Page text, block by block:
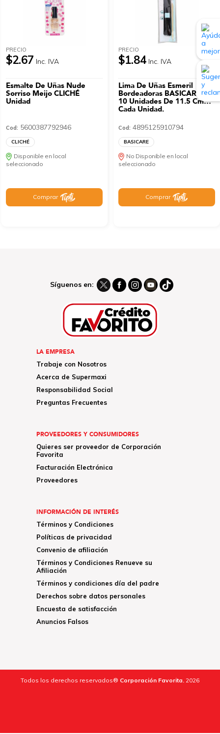
PRECIO
$2.67 Inc. IVA
Esmalte De Uñas Nude
Sorriso Meijo CLICHÉ
Unidad
Cod: 5600387792946
CLICHÉ
Disponible en local
seleccionado
Comprar
PRECIO
$1.84 Inc. IVA
Lima De Uñas Esmeril
Bordeadoras BASICARE X
10 Unidades De 11.5 Cm
Cada Unidad.
Cod: 4895125910794
BASICARE
No Disponible en local
seleccionado
Comprar
Síguenos en:
LA EMPRESA
Trabaje con Nosotros
Acerca de Supermaxi
Responsabilidad Social
Preguntas Frecuentes
PROVEEDORES Y CONSUMIDORES
Quieres ser proveedor de Corporación
Favorita
Facturación Electrónica
Proveedores
INFORMACIÓN DE INTERÉS
Términos y Condiciones
Políticas de privacidad
Convenio de afiliación
Términos y Condiciones Renueve su
Afiliación
Términos y condiciones día del padre
Derechos sobre datos personales
Encuesta de satisfacción
Anuncios Falsos
Todos los derechos reservados® Corporación Favorita. 2026